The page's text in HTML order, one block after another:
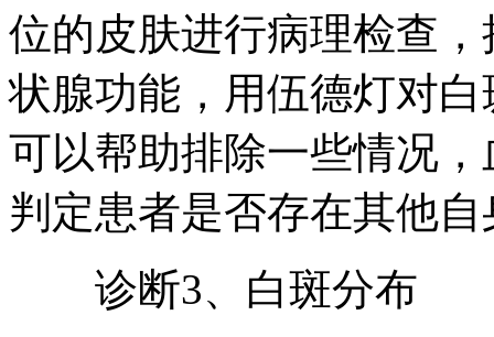
位的皮肤进行病理检查
状腺功能，用伍德灯对
可以帮助排除一些情况
判定患者是否存在其他
诊断3、白斑分布